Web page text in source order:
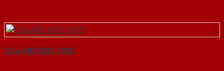
Cửa ABS KOS 101E